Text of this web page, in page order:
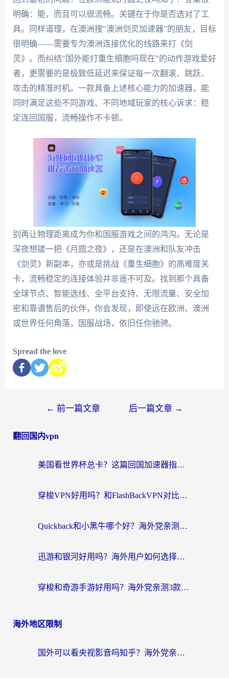
明确：能，而且可以很流畅。关键在于你是否选对了工
具。同样道理，在澳洲搜"澳洲剑灵加速器"的朋友，目标
很明确——需要专为澳洲连接优化的线路来打《剑
灵》。而纠结"国外能打重生细胞吗现在"的动作游戏爱好
者，更需要的是极致低延迟来保证每一次翻滚、跳跃、
攻击的精准时机。一款具备上述核心能力的加速器，能
同时满足这些不同游戏、不同地域玩家的核心诉求：稳
定连回国服，流畅操作不卡顿。
别再让物理距离成为你和国服游戏之间的鸿沟。无论是
深夜想搓一把《月圆之夜》，还是在澳洲和队友冲击
《剑灵》新副本，亦或是挑战《重生细胞》的高难度关
卡，流畅稳定的连接体验并非遥不可及。找到那个具备
全球节点、智能选线、全平台支持、无限流量、安全加
密和靠谱售后的伙伴，你会发现，即使远在欧洲、澳洲
或世界任何角落，国服战场，依旧任你驰骋。
Spread the love
← 前一篇文章 后一篇文章 →
翻回国内vpn
美国看世界杯总卡？这篇回国加速器指南帮你无缝刷国内资源（附苹果手机VPN设置步骤）
穿梭VPN好用吗？和FlashBackVPN对比哪个回国效果更好？
Quickback和小黑牛哪个好？海外党亲测指南，选对回国加速器秒回国内
迅游和银河好用吗？海外用户如何选择回国加速器实现无缝访问国内资源
穿梭和奇游手游好用吗？海外党亲测3款回国加速器，附蜜蜂加速器七天试用攻略
海外地区限制
国外可以看央视影音吗知乎？海外党亲测有效的回国加速方案